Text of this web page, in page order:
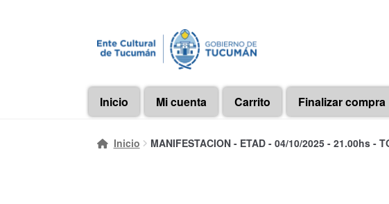
Ir
a
navegación
Ir
al
Inicio
Mi cuenta Carrito Finalizar compra
Inicio MANIFESTACION - ETAD - 04/10/2025 - 21.00hs -